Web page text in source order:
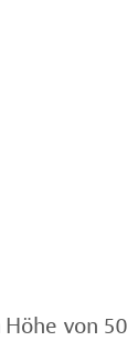
von 50